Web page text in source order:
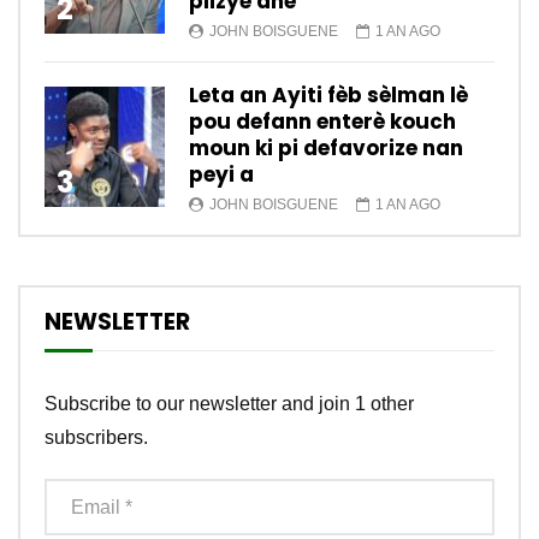
2
JOHN BOISGUENE 1 AN AGO
3
Leta an Ayiti fèb sèlman lè
pou defann enterè kouch
moun ki pi defavorize nan
peyi a
JOHN BOISGUENE 1 AN AGO
NEWSLETTER
Subscribe to our newsletter and join 1 other
subscribers.